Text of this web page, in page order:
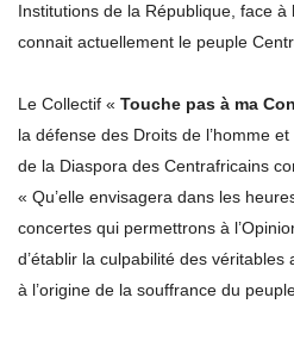
Institutions de la République, face à
connait actuellement le peuple
Le Collectif « Touche pas à ma
la défense des Droits de l’homme
de la Diaspora des Centrafricains
« Qu’elle envisagera dans les
concertes qui permettrons à
d’établir la culpabilité des
à l’origine de la souffrance du